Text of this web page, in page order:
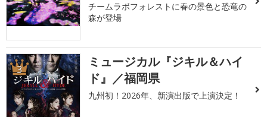
チームラボフォレストに春の景色と恐竜の
森が登場
3
ミュージカル『ジキル＆ハイ
ド』／福岡県
九州初！2026年、新演出版で上演決定！